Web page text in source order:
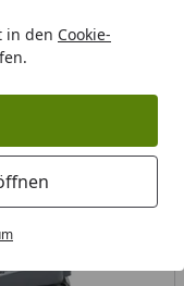
in den Cookie-
l/h für
Watt UV